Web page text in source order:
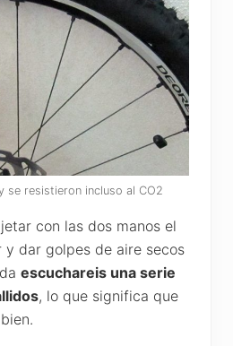
se resistieron incluso al CO2
con las dos manos el
y dar golpes de aire secos
escuchareis una serie
, lo que significa que